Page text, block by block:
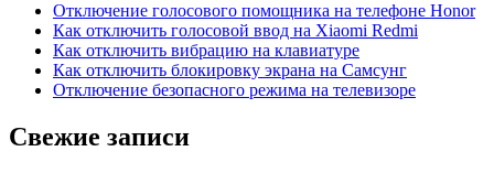
Отключение голосового помощника на телефоне Honor
Как отключить голосовой ввод на Xiaomi Redmi
Как отключить вибрацию на клавиатуре
Как отключить блокировку экрана на Самсунг
Отключение безопасного режима на телевизоре
Свежие записи